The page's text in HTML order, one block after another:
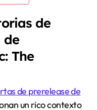
de
de
The
de prerelease de
un rico contexto